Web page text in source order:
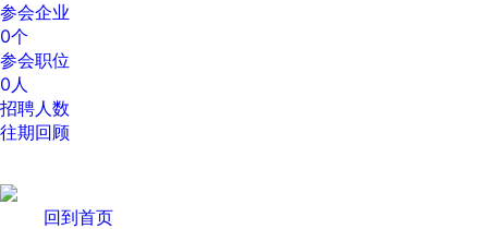
参会企业
0个
参会职位
0人
招聘人数
往期回顾
回到首页